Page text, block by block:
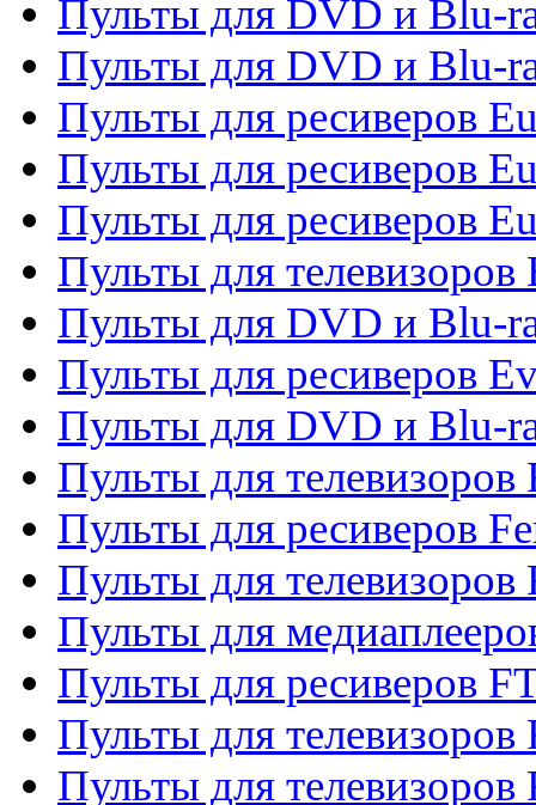
Пульты для DVD и Blu-
Пульты для DVD и Blu-
Пульты для ресиверов
Пульты для ресиверов
Пульты для ресиверов
Пульты для телевизоров
Пульты для DVD и Blu-
Пульты для ресиверов
Пульты для DVD и Blu-
Пульты для телевизоров
Пульты для ресиверов
Пульты для
Пульты для
Пульты для ресиверов
Пульты для телевизоров
Пульты для телевизоров